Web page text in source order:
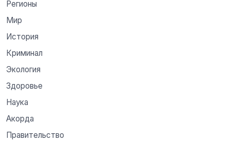
Регионы
Мир
История
Криминал
Экология
Здоровье
Наука
Акорда
Правительство